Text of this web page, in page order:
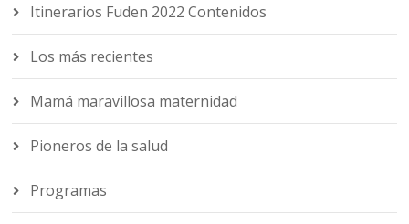
Itinerarios Fuden 2022 Contenidos
Los más recientes
Mamá maravillosa maternidad
Pioneros de la salud
Programas